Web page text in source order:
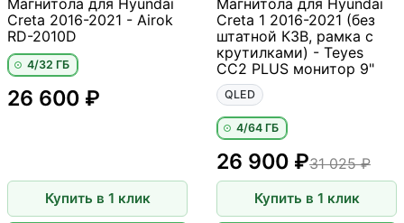
Магнитола для Hyundai
Creta 2016-2021 - Airok
RD-2010D
4/32 ГБ
26 600 ₽
Купить в 1 клик
Магнитола для Hyundai
Creta 1 2016-2021 (без
штатной КЗВ, рамка с
крутилками) - Teyes
CC2 PLUS монитор 9"
QLED
4/64 ГБ
31 025 ₽
26 900 ₽
Купить в 1 клик